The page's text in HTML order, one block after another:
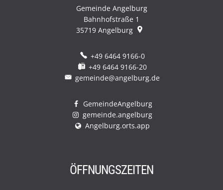
Gemeinde Angelburg
Bahnhofstraße 1
35719 Angelburg
+49 6464 9166-0
+49 6464 9166-20
gemeinde@angelburg.de
GemeindeAngelburg
gemeinde.angelburg
Angelburg.orts.app
ÖFFNUNGSZEITEN